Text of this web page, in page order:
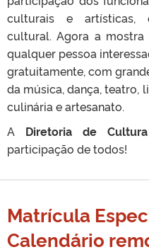
culturais e artísticas,
cultural. Agora a
qualquer pessoa
gratuitamente, com
da música, dança, teatro,
culinária e artesanato.
A Diretoria de
participação de todos!
Matrícula
Calendário